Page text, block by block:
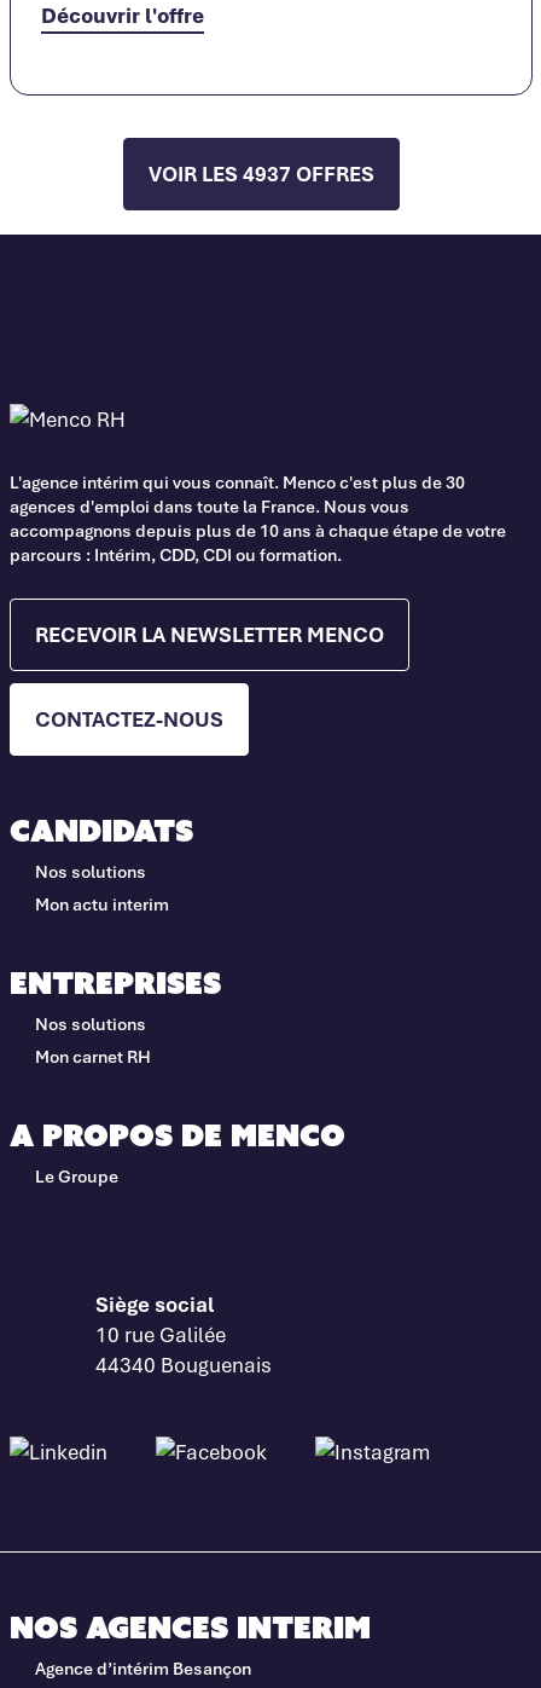
Découvrir l'offre
VOIR LES 4937 OFFRES
L'agence intérim qui vous connaît. Menco c'est plus de 30
agences d'emploi dans toute la France. Nous vous
accompagnons depuis plus de 10 ans à chaque étape de votre
parcours : Intérim, CDD, CDI ou formation.
RECEVOIR LA NEWSLETTER MENCO
CONTACTEZ-NOUS
Candidats
Nos solutions
Mon actu interim
Entreprises
Nos solutions
Mon carnet RH
A propos de Menco
Le Groupe
Siège social
10 rue Galilée
44340 Bouguenais
Nos agences interim
Agence d’intérim Besançon